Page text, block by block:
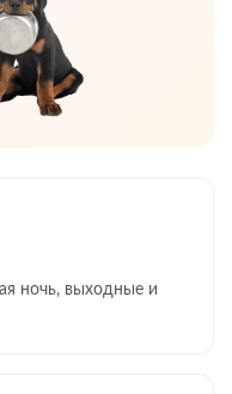
ночь, выходные и